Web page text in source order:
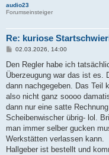
audio23
Forumseinsteiger
Re: kuriose
B
i
r
a
02.03.2026, 14:00
Den Regler habe ich
Überzeugung war das ist es.
dann nachgegeben. Das Teil
also nicht ganz soooo
dann nur eine satte
Scheibenwischer übrig- lol.
man immer selber gucken
Werkstätten verlassen kann.
Hallgeber ist bestellt und